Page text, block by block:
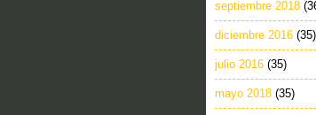
septiembre 2018
diciembre 2016 (35)
julio 2016 (35)
mayo 2018 (35)